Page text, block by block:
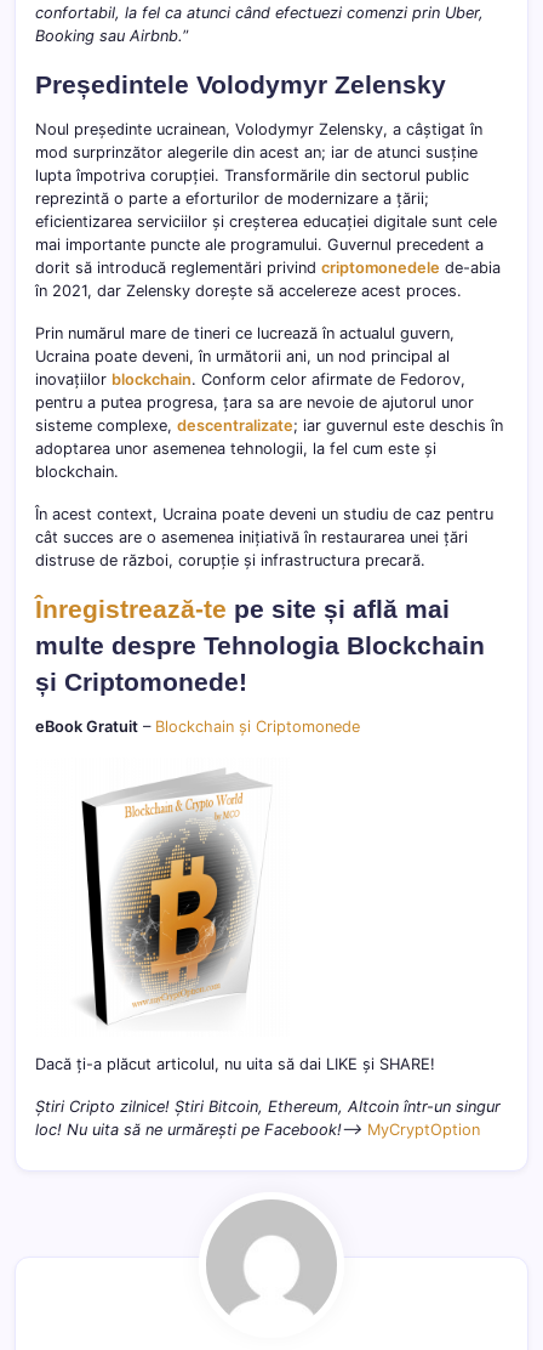
confortabil, la fel ca atunci când efectuezi comenzi prin Uber,
Booking sau Airbnb.”
Președintele Volodymyr Zelensky
Noul președinte ucrainean, Volodymyr Zelensky, a câștigat în
mod surprinzător alegerile din acest an; iar de atunci susține
lupta împotriva corupției. Transformările din sectorul public
reprezintă o parte a eforturilor de modernizare a țării;
eficientizarea serviciilor și creșterea educației digitale sunt cele
mai importante puncte ale programului. Guvernul precedent a
dorit să introducă reglementări privind criptomonedele de-abia
în 2021, dar Zelensky dorește să accelereze acest proces.
Prin numărul mare de tineri ce lucrează în actualul guvern,
Ucraina poate deveni, în următorii ani, un nod principal al
inovațiilor blockchain. Conform celor afirmate de Fedorov,
pentru a putea progresa, țara sa are nevoie de ajutorul unor
sisteme complexe, descentralizate; iar guvernul este deschis în
adoptarea unor asemenea tehnologii, la fel cum este și
blockchain.
În acest context, Ucraina poate deveni un studiu de caz pentru
cât succes are o asemenea inițiativă în restaurarea unei țări
distruse de război, corupție și infrastructura precară.
Înregistrează-te pe site și află mai
multe despre Tehnologia Blockchain
și Criptomonede!
eBook Gratuit – Blockchain și Criptomonede
Dacă ți-a plăcut articolul, nu uita să dai LIKE și SHARE!
Știri Cripto zilnice! Știri Bitcoin, Ethereum, Altcoin într-un singur
loc! Nu uita să ne urmărești pe Facebook!–> MyCryptOption